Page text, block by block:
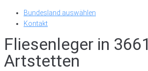
Bundesland auswählen
Kontakt
Fliesenleger in 3661
Artstetten